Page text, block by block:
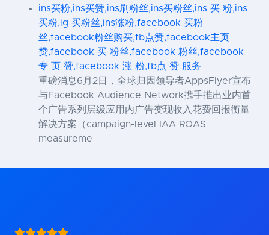
ins买粉,ins买赞,ins刷粉丝,ins买粉丝,ins 买 粉,ins
买粉,ig 买粉丝,ins涨粉,facebook 买粉
丝,facebook粉丝购买,fb点赞,facebook主页
赞,facebook 买 粉丝,facebook 粉丝,facebook
专 页 赞,facebook 涨 粉,fb点 赞 服务
重磅消息6月2日，全球归因领导者AppsFlyer宣布
与Facebook Audience Network携手推出业内首
个广告系列层级应用内广告变现收入花费回报衡量
解决方案（campaign-level IAA ROAS
measureme